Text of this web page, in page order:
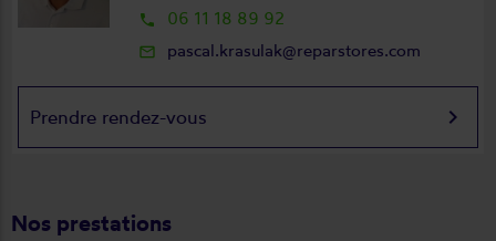
local_phone 06 11 18 89 92
mail_outline pascal.krasulak@reparstores.com
Prendre rendez-vous keyboard_arrow_right
Nos prestations